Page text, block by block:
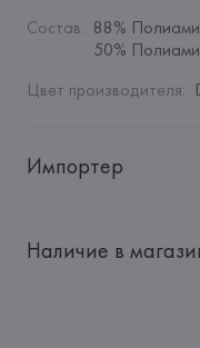
Состав: 88%
50%
Цвет производителя:
Импортер
"БелВиринея"
Наличие в